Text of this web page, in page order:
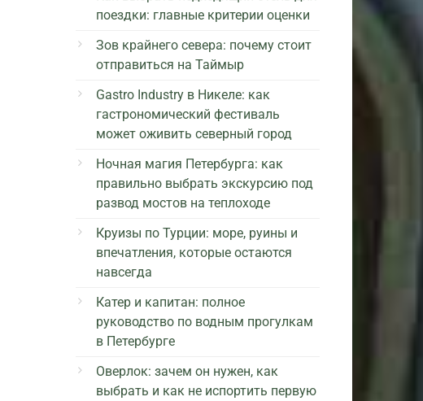
поездки: главные критерии оценки
Зов крайнего севера: почему стоит
отправиться на Таймыр
Gastro Industry в Никеле: как
гастрономический фестиваль
может оживить северный город
Ночная магия Петербурга: как
правильно выбрать экскурсию под
развод мостов на теплоходе
Круизы по Турции: море, руины и
впечатления, которые остаются
навсегда
Катер и капитан: полное
руководство по водным прогулкам
в Петербурге
Оверлок: зачем он нужен, как
выбрать и как не испортить первую